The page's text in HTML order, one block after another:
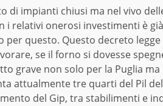
di impianti chiusi ma nel vivo
i relativi onerosi investimenti è
questo. Questo decreto
se il forno si dovesse
grave non solo per la Puglia
attualmente tre quarti del Pil
del Gip, tra stabilimenti e